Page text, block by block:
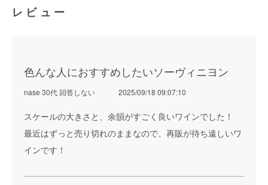
レビュー
色んな人におすすめしたいソーヴィニヨン
nase 30代 回答しない 2025/09/18 09:07:10
スケールの大きさと、余韻がすごく良いワインでした！
最近はずっと売り切れのままなので、再販が待ち遠しいワ
インです！